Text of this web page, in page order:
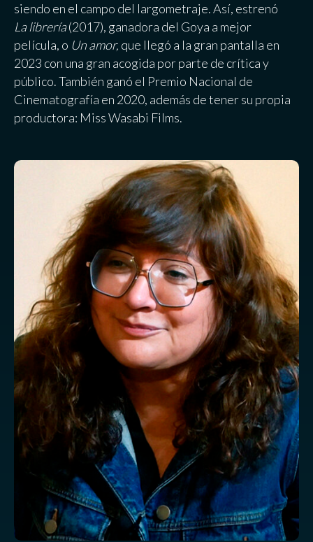
siendo en el campo del largometraje. Así, estrenó
La librería(2017), ganadora del Goya a mejor
película, o Un amor, que llegó a la gran pantalla en
2023 con una gran acogida por parte de crítica y
público. También ganó el Premio Nacional de
Cinematografía en 2020, además de tener su propia
productora: Miss Wasabi Films.